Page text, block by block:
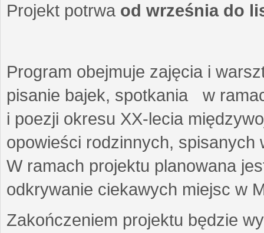
Projekt potrwa od września do
Program obejmuje zajęcia i
pisanie bajek, spotkania w
i poezji okresu XX-lecia
opowieści rodzinnych,
W ramach projektu planowana
odkrywanie ciekawych miejsc w
Zakończeniem projektu będzie